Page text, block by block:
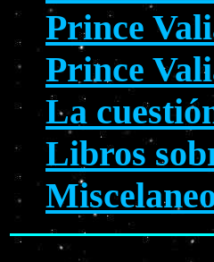
Prince
Prince
La
Libros